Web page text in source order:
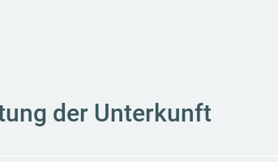
der Unterkunft